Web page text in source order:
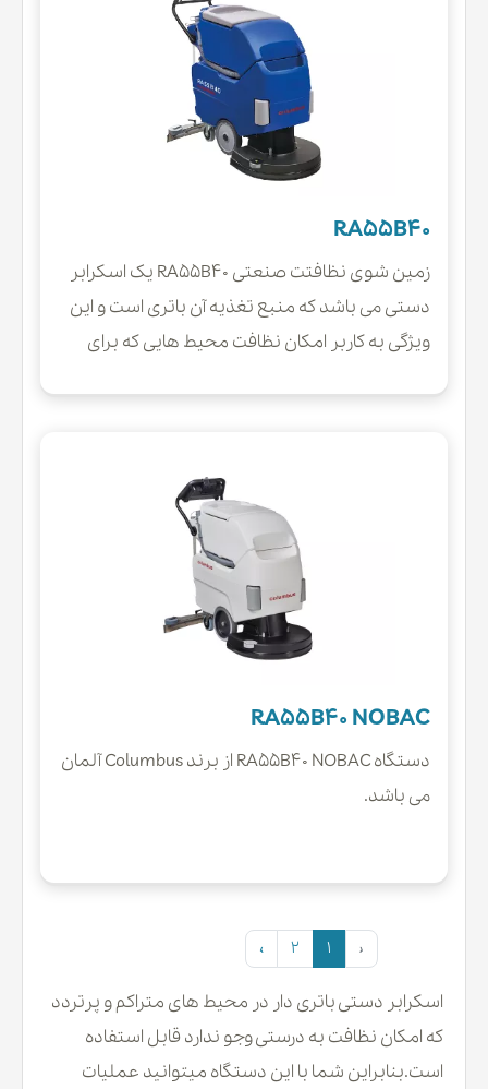
RA55B40
زمین شوی نظافتت صنعتی RA55B40 یک اسکرابر
دستی می باشد که منبع تغذیه آن باتری است و این
ویژگی به کاربر امکان نظافت محیط هایی که برای
همینطور هزینه نگهداری آنها را بالا میبرد،مکانیزم
این اسکرابر برپایه ی سیستم مکانیکی استوتر است
و همین امر موجب کاهش خرابی های دستگاه و
همینطور کاهش هزینه های نگهداری و سرویس آن
RA55B40 NOBAC
دستگاه RA55B40 NOBAC از برند Columbus آلمان
می باشد.
‹
1
2
›
اسکرابر دستی باتری دار در محیط های متراکم و پرتردد
که امکان نظافت به درستی وجو ندارد قابل استفاده
است.بنابراین شما با این دستگاه میتوانید عملیات